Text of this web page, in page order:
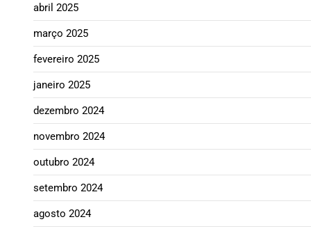
abril 2025
março 2025
fevereiro 2025
janeiro 2025
dezembro 2024
novembro 2024
outubro 2024
setembro 2024
agosto 2024